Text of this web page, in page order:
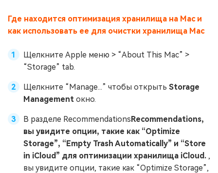
Где находится оптимизация хранилища на Mac и
как использовать ее для очистки хранилища Mac
Щелкните Apple меню > “About This Mac” >
“Storage” tab.
Щелкните “Manage...” чтобы открыть Storage
Management окно.
В разделе RecommendationsRecommendations,
вы увидите опции, такие как “Optimize
Storage”, “Empty Trash Automatically” и “Store
in iCloud” для оптимизации хранилища iCloud. ,
вы увидите опции, такие как “Optimize Storage”,